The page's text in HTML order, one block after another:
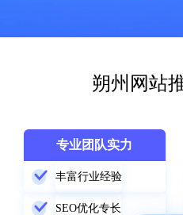
朔州网站
专业团队实力
丰富行业经验
SEO优化专长
🔍 SEO优化
📍 GEO推广